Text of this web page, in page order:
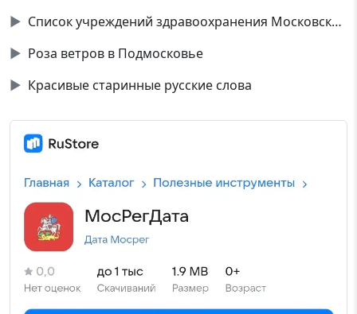
▶
Список учреждений здравоохранения Московской области
▶ Роза ветров в Подмосковье
▶ Красивые старинные русские слова